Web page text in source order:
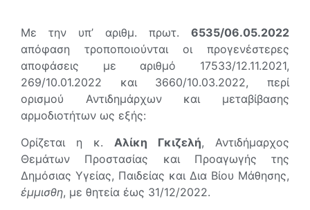
Με την υπ’ αριθμ. πρωτ. 6535/06.05.2022
απόφαση τροποποιούνται οι προγενέστερες
αποφάσεις με αριθμό 17533/12.11.2021,
269/10.01.2022 και 3660/10.03.2022, περί
ορισμού Αντιδημάρχων και μεταβίβασης
αρμοδιοτήτων ως εξής:
Ορίζεται η κ. Αλίκη Γκιζελή, Αντιδήμαρχος
Θεμάτων Προστασίας και Προαγωγής της
Δημόσιας Υγείας, Παιδείας και Δια Βίου Μάθησης,
έμμισθη, με θητεία έως 31/12/2022.